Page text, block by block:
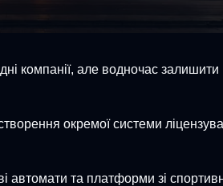
компанії, але водночас залишити
окремої системи
автомати та платформи зі